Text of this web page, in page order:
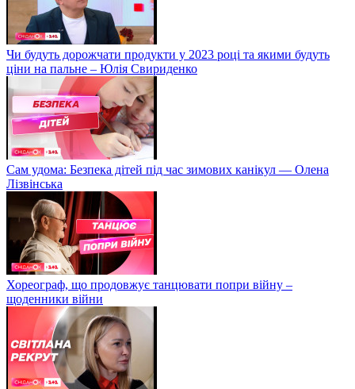
Чи будуть дорожчати продукти у 2023 році та якими будуть
ціни на пальне – Юлія Свириденко
Сам удома: Безпека дітей під час зимових канікул — Олена
Лізвінська
Хореограф, що продовжує танцювати попри війну –
щоденники війни